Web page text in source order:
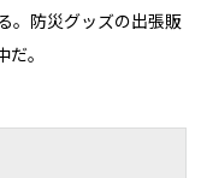
。防災グッズの出張販
。